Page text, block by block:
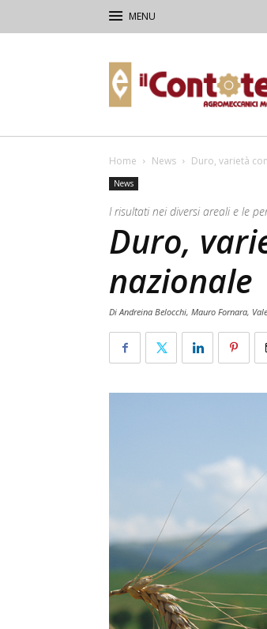
Contoterzista
Home News Duro, varietà
News
I risultati nei diversi areali e le
Duro,
nazionale
Di Andreina Belocchi, Mauro Fornara,